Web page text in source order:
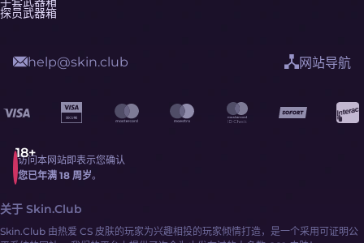
探员武器箱
访问本网站即表示您确认
您已年满 18 周岁。
help@skin.club 网站导航
关于 Skin.Club
Skin.Club 由热爱 CS 皮肤的玩家为兴趣相投的玩家倾情打造，是一个采用可证明公